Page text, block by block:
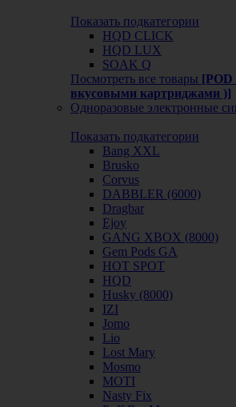
Показать подкатегории
HQD CLICK
HQD LUX
SOAK Q
Посмотреть все товары [POD
вкусовыми картриджами )]
Одноразовые электронные
Показать подкатегории
Bang XXL
Brusko
Corvus
DABBLER (6000)
Dragbar
Ejoy
GANG XBOX (8000)
Gem Pods GA
HOT SPOT
HQD
Husky (8000)
IZI
Jomo
Lio
Lost Mary
Mosmo
MOTI
Nasty Fix